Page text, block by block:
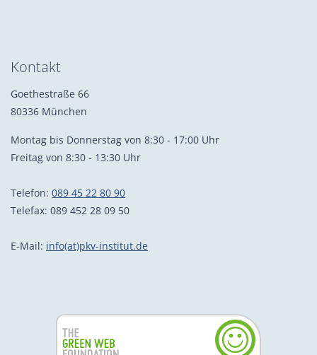
Kontakt
Goethestraße 66
80336 München
Montag bis Donnerstag von 8:30 - 17:00 Uhr
Freitag von 8:30 - 13:30 Uhr
Telefon: 089 45 22 80 90
Telefax: 089 452 28 09 50
E-Mail: info(at)pkv-institut.de